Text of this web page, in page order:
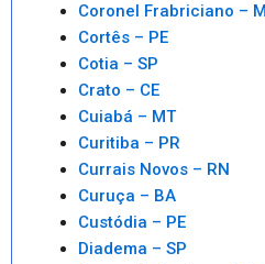
Coronel Frabriciano –
Cortês – PE
Cotia – SP
Crato – CE
Cuiabá – MT
Curitiba – PR
Currais Novos – RN
Curuça – BA
Custódia – PE
Diadema – SP